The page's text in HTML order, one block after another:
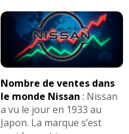
Nombre de ventes dans
le monde Nissan : Nissan
a vu le jour en 1933 au
Japon. La marque s’est